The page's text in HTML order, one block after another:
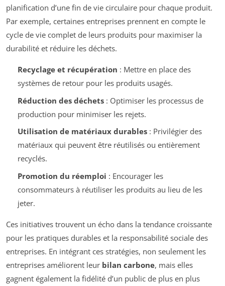
planification d’une fin de vie circulaire pour chaque produit.
Par exemple, certaines entreprises prennent en compte le
cycle de vie complet de leurs produits pour maximiser la
durabilité et réduire les déchets.
Recyclage et récupération : Mettre en place des
systèmes de retour pour les produits usagés.
Réduction des déchets: Optimiser les processus de
production pour minimiser les rejets.
Utilisation de matériaux durables: Privilégier des
matériaux qui peuvent être réutilisés ou entièrement
recyclés.
Promotion du réemploi : Encourager les
consommateurs à réutiliser les produits au lieu de les
jeter.
Ces initiatives trouvent un écho dans la tendance croissante
pour les pratiques durables et la responsabilité sociale des
entreprises. En intégrant ces stratégies, non seulement les
entreprises améliorent leur bilan carbone, mais elles
gagnent également la fidélité d’un public de plus en plus